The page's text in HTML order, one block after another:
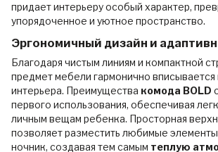
придает интерьеру особый характер,
упорядоченное и уютное пространство.
Эргономичный дизайн и
Благодаря чистым линиям и компактной
предмет мебели гармонично вписывается
интерьера. Преимущества комода BOLD
первого использования, обеспечивая
личным вещам ребенка. Просторная
позволяет разместить любимые
ночник, создавая тем самым теплую